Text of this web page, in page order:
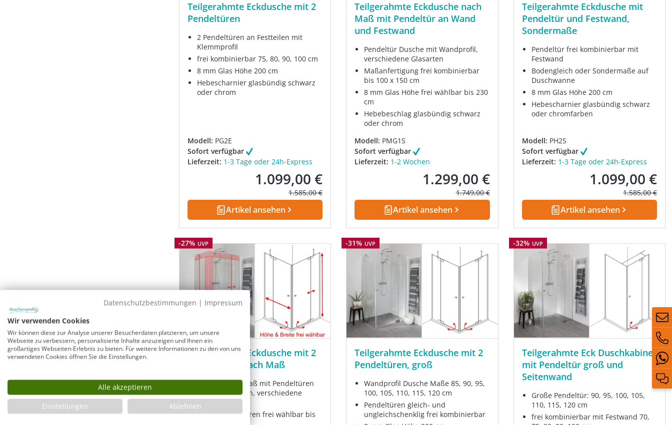
Teilgerahmte Eckdusche mit 2
Pendeltüren
2 Pendeltüren an Festteilen mit
Klemmprofil
frei kombinierbar 75, 80, 90, 100 cm
8 mm Glas Höhe 200 cm
Hebescharnier glasbündig schwarz
oder chrom
Modell: PG2E
Sofort verfügbar
Lieferzeit: 1-3 Tage oder 24h-Express
Verkaufspreis:
1.099,00 €
Regulärer Preis:
1.585,00 €
Artikel ansehen
Teilgerahmte Eckdusche nach
Maß mit Pendeltür an Wand
und Festwand
Pendeltür Dusche mit Wandprofil,
verschiedene Glasarten
Maßanfertigung frei kombinierbar
bis 100 x 150 cm
8 mm Glas Höhe frei wählbar bis 230
cm
Hebebeschlag glasbündig schwarz
oder chrom
Modell: PMG1S
Sofort verfügbar
Lieferzeit: 1-2 Wochen
Verkaufspreis:
1.299,00 €
Regulärer Preis:
1.749,00 €
Artikel ansehen
Teilgerahmte Eckdusche mit
Pendeltür und Festwand,
Sondermaße
Pendeltür frei kombinierbar mit
Festwand
Bodengleich oder Sondermaße auf
Duschwanne
8 mm Glas Höhe 200 cm
Hebescharnier glasbündig schwarz
oder chromfarben
Modell: PH2S
Sofort verfügbar
Lieferzeit: 1-3 Tage oder 24h-Express
Verkaufspreis:
1.099,00 €
Regulärer
1.585,00 €
Artikel ansehen
Rabatt
-27% UVP
Teilgerahmte Eckdusche mit 2
Pendeltüren nach Maß
Dusche nach Maß mit Pendeltüren
an Wandprofilen, verschiedene
Breite Pendeltüren frei wählbar bis
Rabatt
-31% UVP
Teilgerahmte Eckdusche mit 2
Pendeltüren, groß
Wandprofil Dusche Maße 85, 90, 95,
100, 105, 110, 115, 120 cm
Pendeltüren gleich- und
ungleichschenklig frei kombinierbar
Rabatt
-32% UVP
Teilgerahmte Eck Duschkabine
mit Pendeltür groß und
Seitenwand
Große Pendeltür: 90, 95, 100, 105,
110, 115, 120 cm
frei kombinierbar mit Festwand 70,
Datenschutzbestimmungen | Impressum
Wir verwenden Cookies
Wir können diese zur Analyse unserer Besucherdaten platzieren, um unsere
Webseite zu verbessern, personalisierte Inhalte anzuzeigen und Ihnen ein
großartiges Webseiten-Erlebnis zu bieten. Für weitere Informationen zu den von uns
verwendeten Cookies öffnen Sie die Einstellungen.
Alle akzeptieren
Einstellungen
Ablehnen